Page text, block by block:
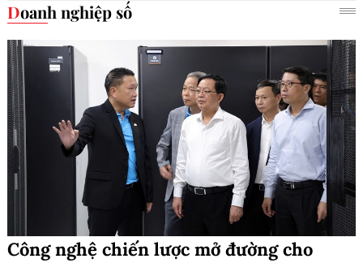
Doanh nghiệp số
Công nghệ chiến lược mở đường cho